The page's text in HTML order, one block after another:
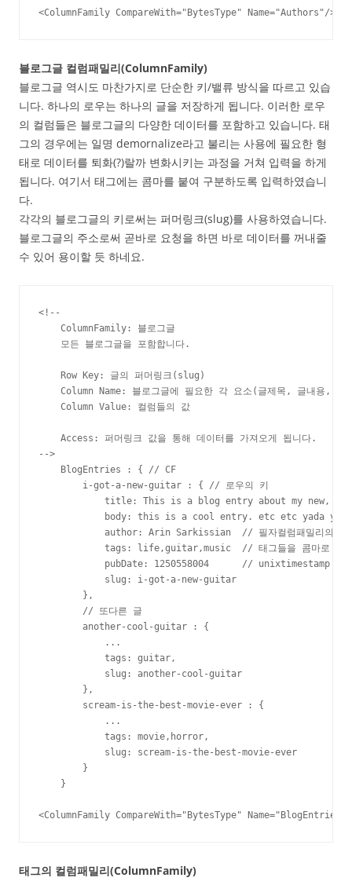
<ColumnFamily CompareWith="BytesType" Name="Authors"/>
블로그글 컬럼패밀리(ColumnFamily)
블로그글 역시도 마찬가지로 단순한 키/밸류 방식을 따르고 있습
니다. 하나의 로우는 하나의 글을 저장하게 됩니다. 이러한 로우
의 컬럼들은 블로그글의 다양한 데이터를 포함하고 있습니다. 태
그의 경우에는 일명 demornalize라고 불리는 사용에 필요한 형
태로 데이터를 퇴화(?)랄까 변화시키는 과정을 거쳐 입력을 하게
됩니다. 여기서 태그에는 콤마를 붙여 구분하도록 입력하였습니
다.
각각의 블로그글의 키로써는 퍼머링크(slug)를 사용하였습니다.
블로그글의 주소로써 곧바로 요청을 하면 바로 데이터를 꺼내줄
수 있어 용이할 듯 하네요.
<!--
ColumnFamily: 블로그글
모든 블로그글을 포함합니다.
Row Key: 글의 퍼머링크(slug)
Column Name: 블로그글에 필요한 각 요소(글제목, 글내용, 기
Column Value: 컬럼들의 값
Access: 퍼머링크 값을 통해 데이터를 가져오게 됩니다.
-->
BlogEntries : { // CF
i-got-a-new-guitar : { // 로우의 키
title: This is a blog entry about my new,
body: this is a cool entry. etc etc yada yada
author: Arin Sarkissian  // 필자컬럼패밀리의 로
tags: life,guitar,music  // 태그들을 콤마로 분
pubDate: 1250558004      // unixtimestamp 형식의
slug: i-got-a-new-guitar
},
// 또다른 글
another-cool-guitar : {
...
tags: guitar,
slug: another-cool-guitar
},
scream-is-the-best-movie-ever : {
...
tags: movie,horror,
slug: scream-is-the-best-movie-ever
}
}
<ColumnFamily CompareWith="BytesType"
태그의 컬럼패밀리(ColumnFamily)